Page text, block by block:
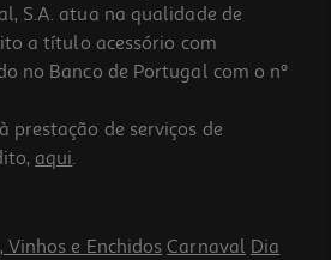
Rp-108 Com Tinta 108 Folhas
S.A. atua na qualidade de
a título acessório com
no Banco de Portugal com o nº
prestação de serviços de
aqui.
Vinhos e Enchidos Carnaval Dia